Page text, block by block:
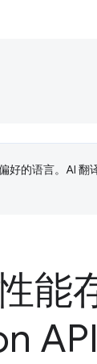
好的语言。AI 翻
能
API